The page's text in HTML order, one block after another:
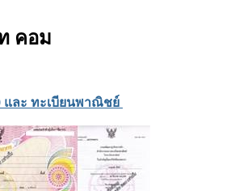
คอม
และ ทะเบียนพาณิชย์